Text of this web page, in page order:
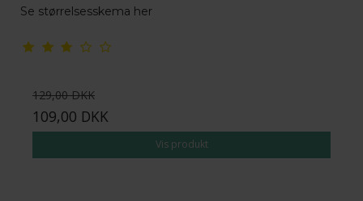
Se størrelsesskema her
129,00 DKK
109,00 DKK
Vis produkt